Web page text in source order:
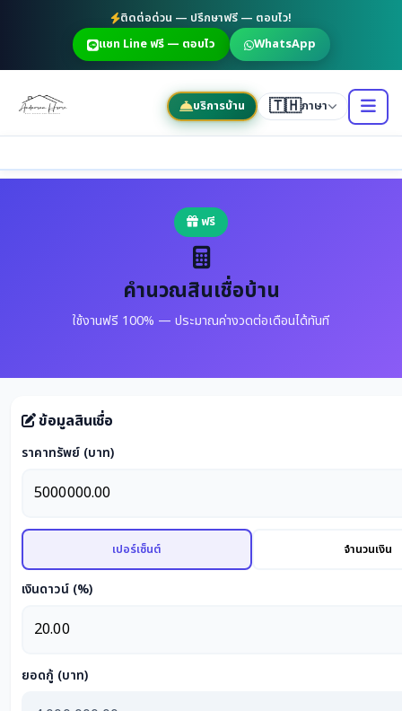
ติดต่อด่วน — ปรึกษาฟรี — ตอบไว!
แชท Line ฟรี — ตอบไว
WhatsApp
บริการบ้าน 🇹🇭ภาษา
ฟรี
คำนวณสินเชื่อบ้าน
ใช้งานฟรี 100% — ประมาณค่างวดต่อเดือนได้ทันที
ข้อมูลสินเชื่อ
ราคาทรัพย์ (บาท)
เปอร์เซ็นต์ จำนวนเงิน
เงินดาวน์ (%)
ยอดกู้ (บาท)